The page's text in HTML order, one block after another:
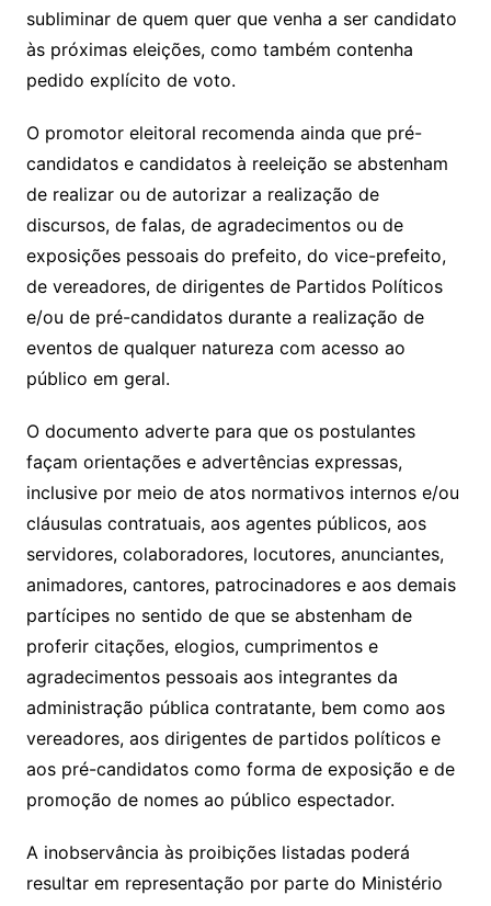
subliminar de quem quer que venha a ser candidato
às próximas eleições, como também contenha
pedido explícito de voto.
O promotor eleitoral recomenda ainda que pré-
candidatos e candidatos à reeleição se abstenham
de realizar ou de autorizar a realização de
discursos, de falas, de agradecimentos ou de
exposições pessoais do prefeito, do vice-prefeito,
de vereadores, de dirigentes de Partidos Políticos
e/ou de pré-candidatos durante a realização de
eventos de qualquer natureza com acesso ao
público em geral.
O documento adverte para que os postulantes
façam orientações e advertências expressas,
inclusive por meio de atos normativos internos e/ou
cláusulas contratuais, aos agentes públicos, aos
servidores, colaboradores, locutores, anunciantes,
animadores, cantores, patrocinadores e aos demais
partícipes no sentido de que se abstenham de
proferir citações, elogios, cumprimentos e
agradecimentos pessoais aos integrantes da
administração pública contratante, bem como aos
vereadores, aos dirigentes de partidos políticos e
aos pré-candidatos como forma de exposição e de
promoção de nomes ao público espectador.
A inobservância às proibições listadas poderá
resultar em representação por parte do Ministério